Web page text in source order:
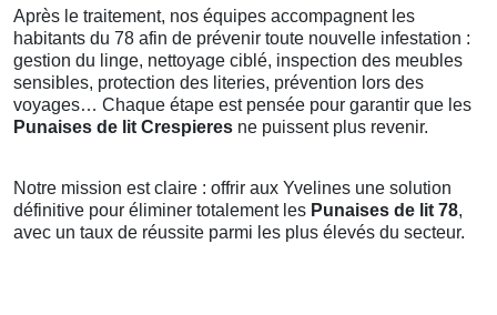
Après le traitement, nos équipes accompagnent les
habitants du 78 afin de prévenir toute nouvelle infestation :
gestion du linge, nettoyage ciblé, inspection des meubles
sensibles, protection des literies, prévention lors des
voyages… Chaque étape est pensée pour garantir que les
Punaises de lit Crespieres ne puissent plus revenir.
Notre mission est claire : offrir aux Yvelines une solution
définitive pour éliminer totalement les Punaises de lit 78,
avec un taux de réussite parmi les plus élevés du secteur.